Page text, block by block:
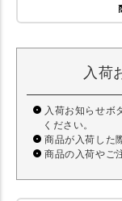
入荷
入荷お知らせボ
ください。
商品が入荷した
商品の入荷やご